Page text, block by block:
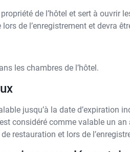
de l’hôtel et sert à ouvrir
lors de l’enregistrement et devra
les chambres de l’hôtel.
jusqu’à la date d’expiration
considéré comme valable un
restauration et lors de